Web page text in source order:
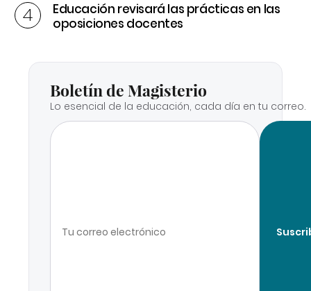
Educación revisará las prácticas en las
oposiciones docentes
Boletín de Magisterio
Lo esencial de la educación, cada día en tu correo.